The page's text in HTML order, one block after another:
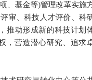
、基金等)管理改革实施
审、科技人才评价、科
推动形成新的科技计划
，营造潜心研究、追求